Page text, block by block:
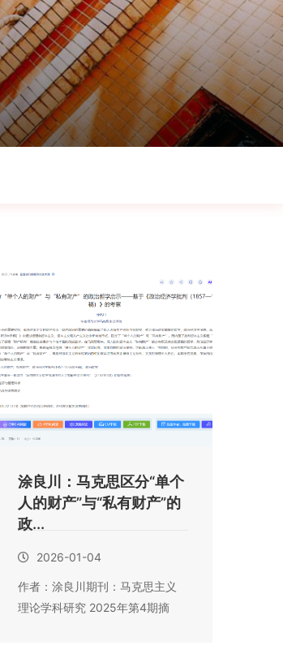
涂良川：马克思区分“单个
人的财产”与“私有财产”的
政...
2026-01-04
作者：涂良川期刊：马克思主义
理论学科研究 2025年第4期摘